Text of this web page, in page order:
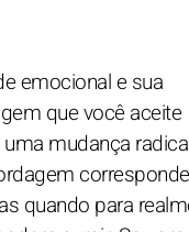
emocional e sua
que você aceite
mudança
quando para